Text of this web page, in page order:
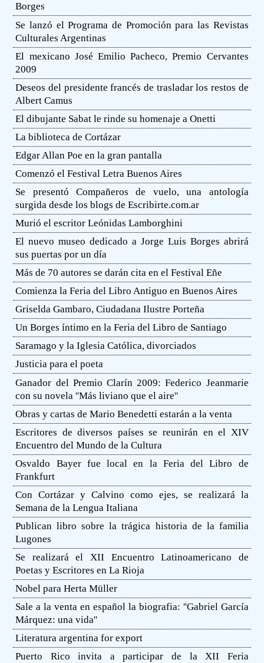
Borges
Se lanzó el Programa de Promoción para las Revistas
Culturales Argentinas
El mexicano José Emilio Pacheco, Premio Cervantes
2009
Deseos del presidente francés de trasladar los restos de
Albert Camus
El dibujante Sabat le rinde su homenaje a Onetti
La biblioteca de Cortázar
Edgar Allan Poe en la gran pantalla
Comenzó el Festival Letra Buenos Aires
Se presentó Compañeros de vuelo, una antología
surgida desde los blogs de Escribirte.com.ar
Murió el escritor Leónidas Lamborghini
El nuevo museo dedicado a Jorge Luis Borges abrirá
sus puertas por un día
Más de 70 autores se darán cita en el Festival Eñe
Comienza la Feria del Libro Antiguo en Buenos Aires
Griselda Gambaro, Ciudadana Ilustre Porteña
Un Borges íntimo en la Feria del Libro de Santiago
Saramago y la Iglesia Católica, divorciados
Justicia para el poeta
Ganador del Premio Clarín 2009: Federico Jeanmarie
con su novela ''Más liviano que el aire''
Obras y cartas de Mario Benedetti estarán a la venta
Escritores de diversos países se reunirán en el XIV
Encuentro del Mundo de la Cultura
Osvaldo Bayer fue local en la Feria del Libro de
Frankfurt
Con Cortázar y Calvino como ejes, se realizará la
Semana de la Lengua Italiana
Publican libro sobre la trágica historia de la familia
Lugones
Se realizará el XII Encuentro Latinoamericano de
Poetas y Escritores en La Rioja
Nobel para Herta Müller
Sale a la venta en español la biografia: ''Gabriel García
Márquez: una vida''
Literatura argentina for export
Puerto Rico invita a participar de la XII Feria